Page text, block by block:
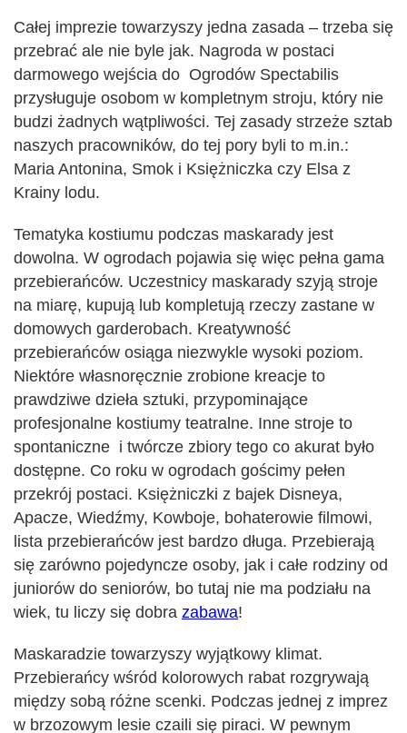
Całej imprezie towarzyszy jedna zasada – trzeba się
przebrać ale nie byle jak. Nagroda w postaci
darmowego wejścia do Ogrodów Spectabilis
przysługuje osobom w kompletnym stroju, który nie
budzi żadnych wątpliwości. Tej zasady strzeże sztab
naszych pracowników, do tej pory byli to m.in.:
Maria Antonina, Smok i Księżniczka czy Elsa z
Krainy lodu.
Tematyka kostiumu podczas maskarady jest
dowolna. W ogrodach pojawia się więc pełna gama
przebierańców. Uczestnicy maskarady szyją stroje
na miarę, kupują lub kompletują rzeczy zastane w
domowych garderobach. Kreatywność
przebierańców osiąga niezwykle wysoki poziom.
Niektóre własnoręcznie zrobione kreacje to
prawdziwe dzieła sztuki, przypominające
profesjonalne kostiumy teatralne. Inne stroje to
spontaniczne i twórcze zbiory tego co akurat było
dostępne. Co roku w ogrodach gościmy pełen
przekrój postaci. Księżniczki z bajek Disneya,
Apacze, Wiedźmy, Kowboje, bohaterowie filmowi,
lista przebierańców jest bardzo długa. Przebierają
się zarówno pojedyncze osoby, jak i całe rodziny od
juniorów do seniorów, bo tutaj nie ma podziału na
wiek, tu liczy się dobra zabawa!
Maskaradzie towarzyszy wyjątkowy klimat.
Przebierańcy wśród kolorowych rabat rozgrywają
między sobą różne scenki. Podczas jednej z imprez
w brzozowym lesie czaili się piraci. W pewnym